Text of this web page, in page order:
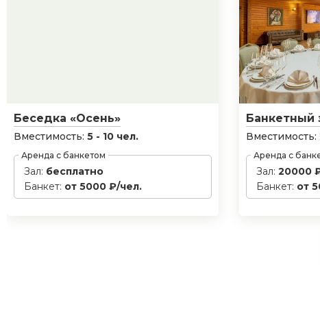
Беседка «Осень»
Вместимость: 5 - 10 чел.
Аренда с банкетом
Зал: бесплатно
Банкет: от 5000 ₽/чел.
Банкетный
Вместимость:
Аренда с
Зал: 20000
Банкет: от